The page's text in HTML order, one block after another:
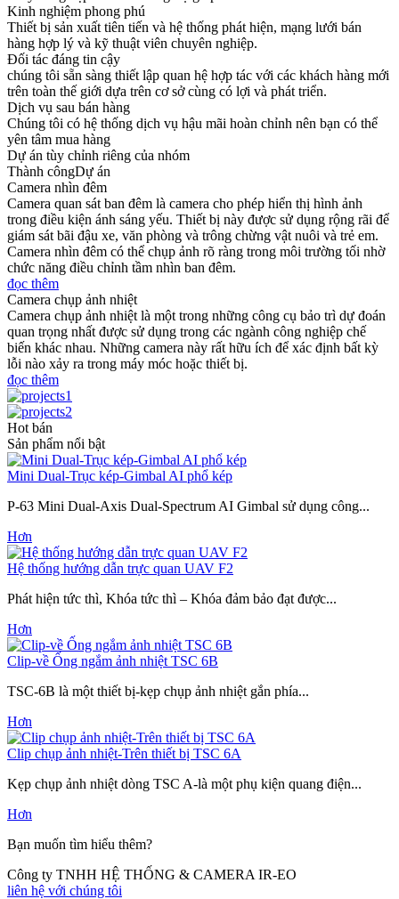
Kinh nghiệm phong phú
Thiết bị sản xuất tiên tiến và hệ thống phát hiện, mạng lưới bán
hàng hợp lý và kỹ thuật viên chuyên nghiệp.
Đối tác đáng tin cậy
chúng tôi sẵn sàng thiết lập quan hệ hợp tác với các khách hàng mới
trên toàn thế giới dựa trên cơ sở cùng có lợi và phát triển.
Dịch vụ sau bán hàng
Chúng tôi có hệ thống dịch vụ hậu mãi hoàn chỉnh nên bạn có thể
yên tâm mua hàng
Dự án tùy chỉnh riêng của nhóm
Thành côngDự án
Camera nhìn đêm
Camera quan sát ban đêm là camera cho phép hiển thị hình ảnh
trong điều kiện ánh sáng yếu. Thiết bị này được sử dụng rộng rãi để
giám sát bãi đậu xe, văn phòng và trông chừng vật nuôi và trẻ em.
Camera nhìn đêm có thể chụp ảnh rõ ràng trong môi trường tối nhờ
chức năng điều chỉnh tầm nhìn ban đêm.
đọc thêm
Camera chụp ảnh nhiệt
Camera chụp ảnh nhiệt là một trong những công cụ bảo trì dự đoán
quan trọng nhất được sử dụng trong các ngành công nghiệp chế
biến khác nhau. Những camera này rất hữu ích để xác định bất kỳ
lỗi nào xảy ra trong máy móc hoặc thiết bị.
đọc thêm
Hot bán
Sản phẩm nổi bật
Mini Dual-Trục kép-Gimbal AI phổ kép
P-63 Mini Dual-Axis Dual-Spectrum AI Gimbal sử dụng công...
Hơn
Hệ thống hướng dẫn trực quan UAV F2
Phát hiện tức thì, Khóa tức thì – Khóa đảm bảo đạt được...
Hơn
Clip-về Ống ngắm ảnh nhiệt TSC 6B
TSC-6B là một thiết bị-kẹp chụp ảnh nhiệt gắn phía...
Hơn
Clip chụp ảnh nhiệt-Trên thiết bị TSC 6A
Kẹp chụp ảnh nhiệt dòng TSC A-là một phụ kiện quang điện...
Hơn
Bạn muốn tìm hiểu thêm?
Công ty TNHH HỆ THỐNG & CAMERA IR-EO
liên hệ với chúng tôi